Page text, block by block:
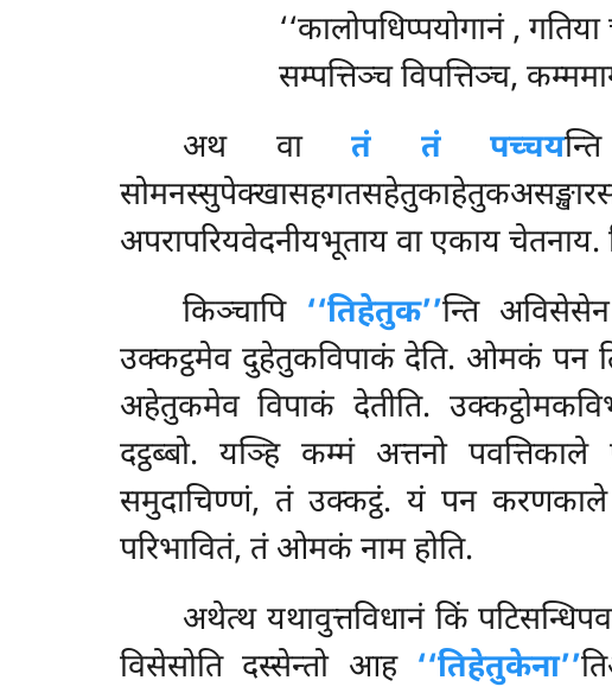
‘‘कालोपधिप्पयोगानं ,
सम्पत्तिञ्च विपत्तिञ्च,
अथ वातं तं पच्चय
अपरापरियवेदनीयभूताय वा एकाय चेतनाय.
किञ्चापि ‘‘तिहेतुक’’न्ति
उक्कट्ठमेव दुहेतुकविपाकं देति. ओमकं पन
अहेतुकमेव विपाकं देतीति.
दट्ठब्बो. यञ्हि कम्मं अत्तनो
समुदाचिण्णं, तं उक्कट्ठं. यं पन करणकाले
परिभावितं, तं ओमकं नाम होति.
अथेत्थ यथावुत्तविधानं किं
विसेसोति दस्सेन्तो आह ‘‘तिहेतुकेना’’